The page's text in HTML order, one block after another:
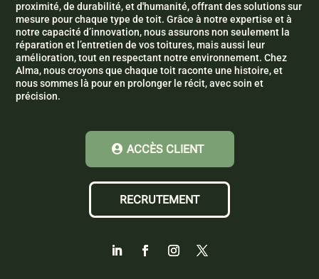
proximité, de durabilité, et d'humanité, offrant des solutions sur
mesure pour chaque type de toit. Grâce à notre expertise et à
notre capacité d’innovation, nous assurons non seulement la
réparation et l’entretien de vos toitures, mais aussi leur
amélioration, tout en respectant notre environnement. Chez
Alma, nous croyons que chaque toit raconte une histoire, et
nous sommes là pour en prolonger le récit, avec soin et
précision.
ACCÈS CLIENT
RECRUTEMENT